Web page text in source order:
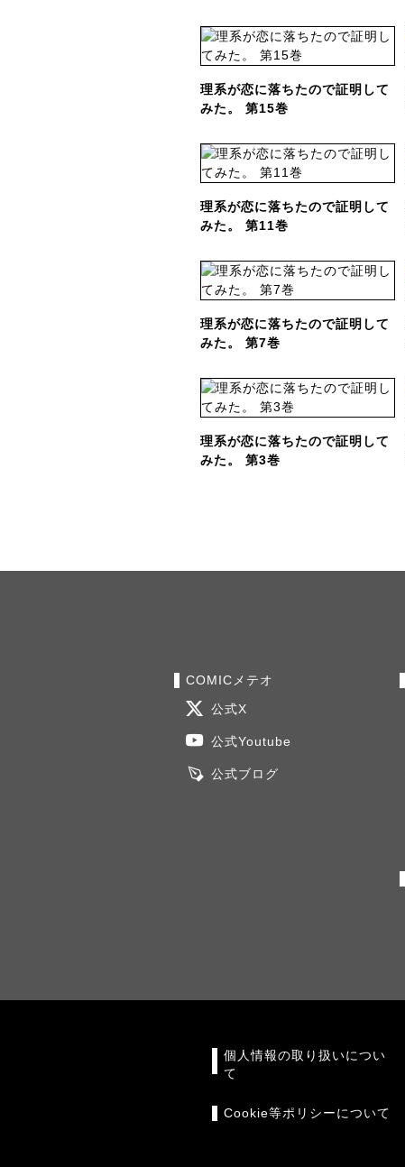
理系が恋に落ちたので証明して
みた。 第15巻
理系が恋に落ちたので証明して
みた。 第11巻
理系が恋に落ちたので証明して
みた。 第7巻
理系が恋に落ちたので証明して
みた。 第3巻
COMICメテオ
公式X
公式Youtube
公式ブログ
個人情報の取り扱いについ
て
Cookie等ポリシーについて